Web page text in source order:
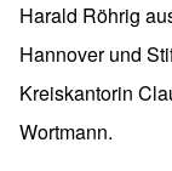
Harald Röhrig
Hannover und
Kreiskantorin
Wortmann.